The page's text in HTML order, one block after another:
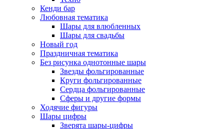
Кенди бар
Любовная тематика
Шары для влюбленных
Шары для свадьбы
Новый год
Праздничная тематика
Без рисунка однотонные шары
Звезды фольгированные
Круги фольгированные
Сердца фольгированные
Сферы и другие формы
Ходячие фигуры
Шары цифры
Зверята шары-цифры